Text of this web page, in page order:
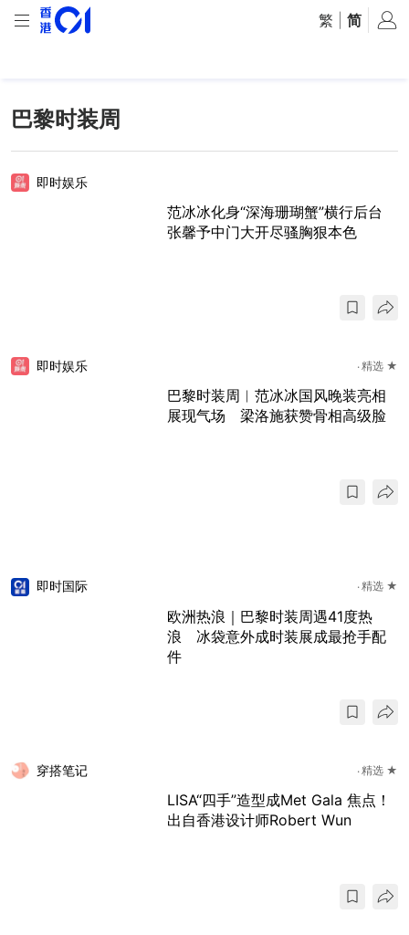
繁 简
巴黎时装周
即时娱乐
范冰冰化身“深海珊瑚蟹”横行后台
张馨予中门大开尽骚胸狠本色
即时娱乐 精选 ★
巴黎时装周︱范冰冰国风晚装亮相
展现气场 梁洛施获赞骨相高级脸
即时国际 精选 ★
欧洲热浪｜巴黎时装周遇41度热
浪 冰袋意外成时装展成最抢手配
件
穿搭笔记 精选 ★
LISA“四手”造型成Met Gala 焦点！
出自香港设计师Robert Wun